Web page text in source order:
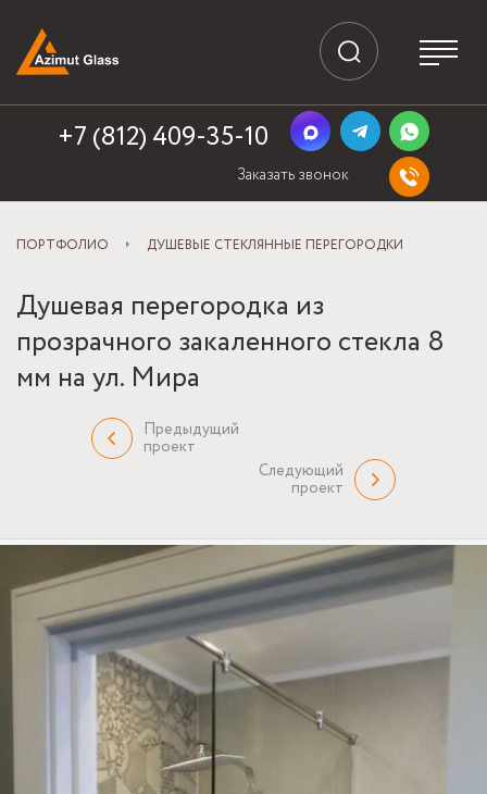
+7 (812) 409-35-10
Заказать звонок
ПОРТФОЛИО ДУШЕВЫЕ СТЕКЛЯННЫЕ ПЕРЕГОРОДКИ
Душевая перегородка из
прозрачного закаленного стекла 8
мм на ул. Мира
Предыдущий
проект
Следующий
проект